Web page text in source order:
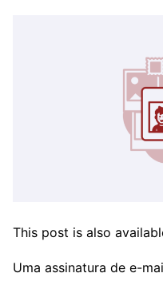
This post is also
Uma assinatura de e-